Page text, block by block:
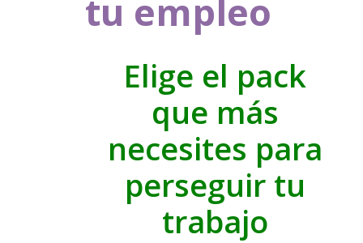
tu empleo
Elige el pack
que más
necesites para
perseguir tu
trabajo